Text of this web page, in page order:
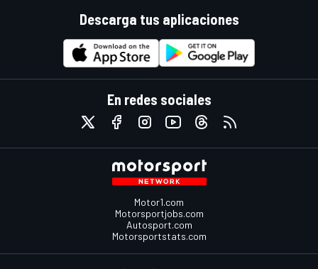
Descarga tus aplicaciones
En redes sociales
Motor1.com
Motorsportjobs.com
Autosport.com
Motorsportstats.com